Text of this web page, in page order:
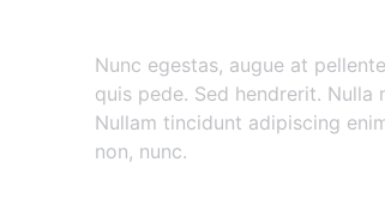
Nunc egestas, augue at
quis pede. Sed hendrerit.
Nullam tincidunt adipiscing
non, nunc.